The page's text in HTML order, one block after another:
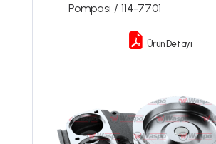
Pompası / 114-7701
Ürün Detayı